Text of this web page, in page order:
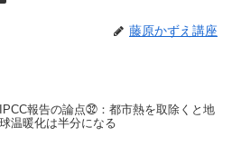
藤原かずえ講座
IPCC報告の論点㉜：都市熱を取除くと地
球温暖化は半分になる